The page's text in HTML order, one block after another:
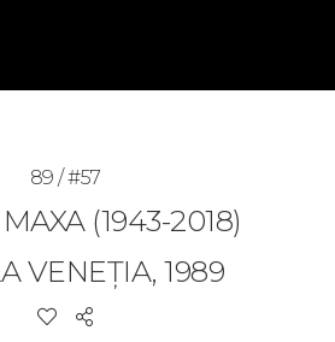
89 / #57
(1943-2018)
VENEȚIA, 1989